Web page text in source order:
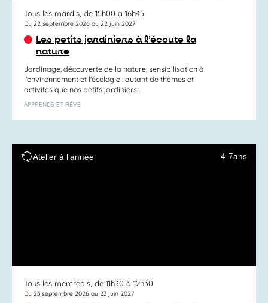
Tous les mardis, de 15h00 à 16h45
Du 22 septembre 2026 au 22 juin 2027
Les petits jardiniers à l’écoute la
nature
Jardinage, découverte de la nature, sensibilisation à
l'environnement et l'écologie : autant de thèmes et
activités que nos petits jardiniers...
APPRENDS ET RÊVE
Atelier à l’année 4-7ans
Tous les mercredis, de 11h30 à 12h30
Du 23 septembre 2026 au 23 juin 2027